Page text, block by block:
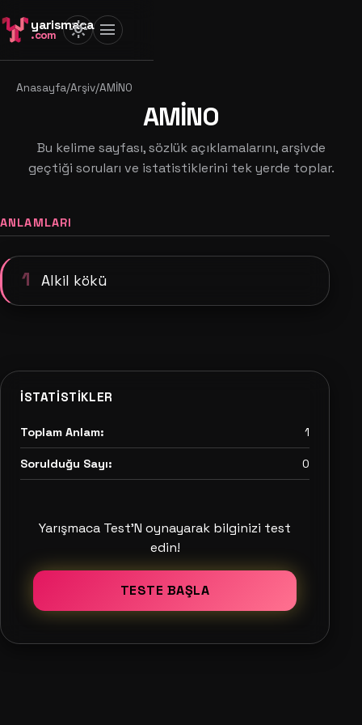
yarismaca
.com light_mode menu
Anasayfa/Arşiv/AMİNO
AMİNO
Bu kelime sayfası, sözlük açıklamalarını, arşivde
geçtiği soruları ve istatistiklerini tek yerde toplar.
ANLAMLARI
1 Alkil kökü
İSTATISTIKLER
Toplam Anlam: 1
Sorulduğu Sayı: 0
Yarışmaca Test'N oynayarak bilginizi test
edin!
TESTE BAŞLA